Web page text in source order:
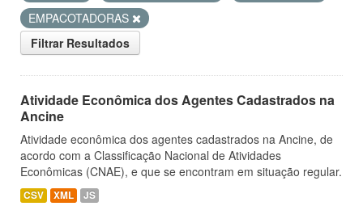
EMPACOTADORAS
Filtrar Resultados
Atividade Econômica dos Agentes Cadastrados na
Ancine
Atividade econômica dos agentes cadastrados na Ancine, de
acordo com a Classificação Nacional de Atividades
Econômicas (CNAE), e que se encontram em situação regular.
CSV XML JS